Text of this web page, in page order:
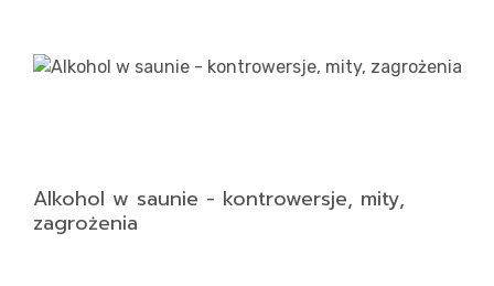
Alkohol w saunie - kontrowersje, mity,
zagrożenia